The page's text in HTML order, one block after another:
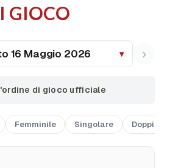
GIOCO
16 Maggio 2026 ▾ ›
di gioco ufficiale
Femminile Singolare Doppio